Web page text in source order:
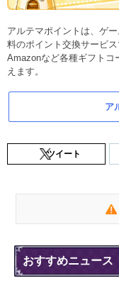
アルテマポイントは、ゲ
料のポイント交換サービ
Amazonなど各種ギフトコ
えます。
ア
ツイート
おすすめニュース